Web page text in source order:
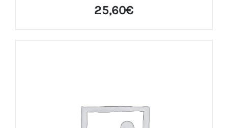
25,60€